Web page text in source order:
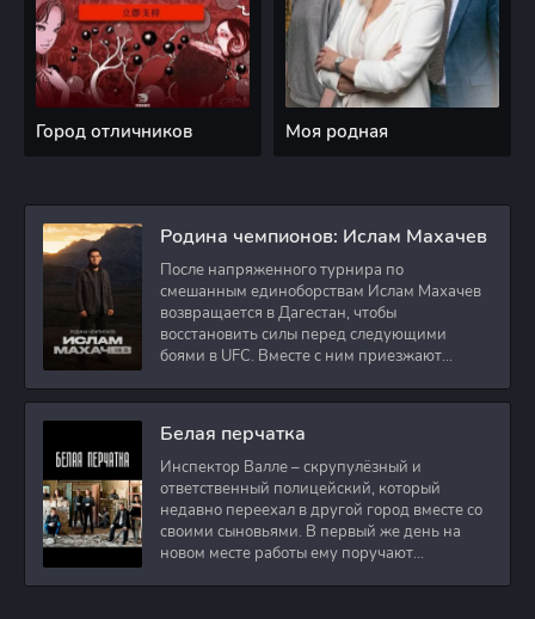
Город отличников Моя родная
Родина чемпионов: Ислам Махачев
После напряженного турнира по
смешанным единоборствам Ислам Махачев
возвращается в Дагестан, чтобы
восстановить силы перед следующими
боями в UFC. Вместе с ним приезжают
Белая перчатка
Инспектор Валле – скрупулёзный и
ответственный полицейский, который
недавно переехал в другой город вместе со
своими сыновьями. В первый же день на
новом месте работы ему поручают